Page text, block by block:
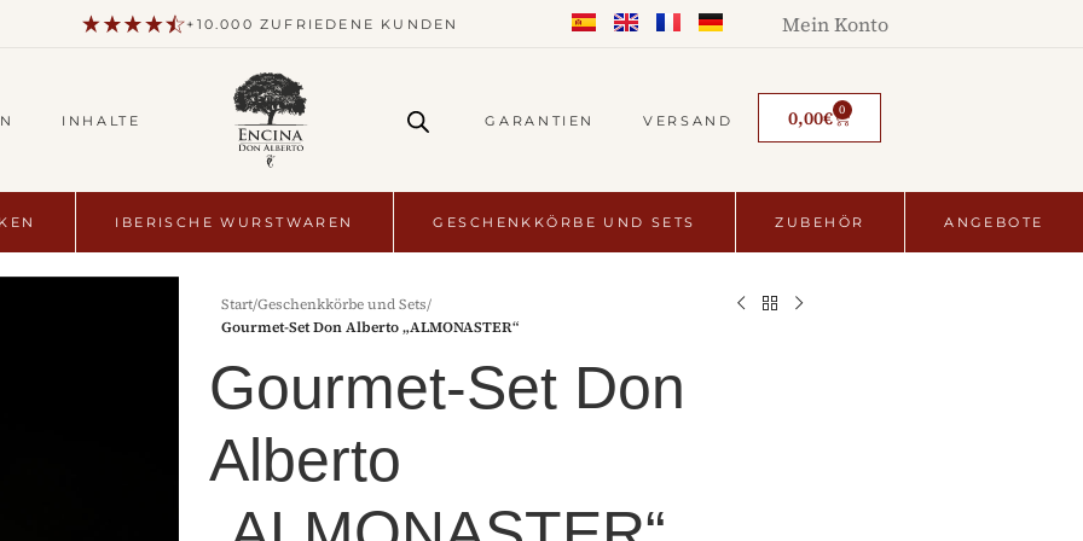
+10.000 ZUFRIEDENE KUNDEN Mein Konto
INHALTE GARANTIEN VERSAND 0,00€ 0
IBERISCHE WURSTWAREN GESCHENKKÖRBE UND SETS ZUBEHÖR ANGEBOTE
Start/Geschenkkörbe und Sets/
Gourmet-Set Don Alberto „ALMONASTER“
Gourmet-Set Don
Alberto